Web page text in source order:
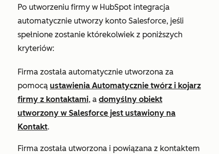
Po utworzeniu firmy w HubSpot integracja
automatycznie utworzy konto Salesforce, jeśli
spełnione zostanie którekolwiek z poniższych
kryteriów:
Firma została automatycznie utworzona za
pomocą ustawienia Automatycznie twórz i kojarz
firmy z kontaktami, a domyślny obiekt
utworzony w Salesforce jest ustawiony na
Kontakt.
Firma została utworzona i powiązana z kontaktem